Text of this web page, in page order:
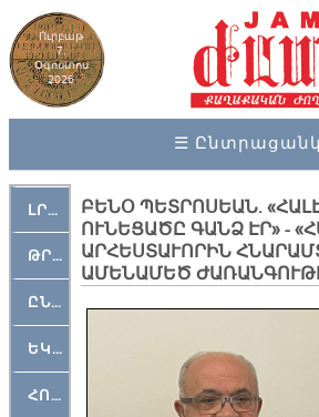
Ուրբաթ
7,
Օգոստոս
2026
☰ Ընտրացանկ
ԼՐԱՀՈՍ
ԹՐՔԱՀԱՅ ԿԵԱՆՔ
ԸՆԿԵՐԱՄՇԱԿՈՒԹԱՅԻՆ
ԵԿԵՂԵՑԱԿԱՆ
ՀՈԳԵՄՏԱՒՈՐ
ԲԵՆՕ ՊԵՏՐՈՍԵԱՆ.
ՈՒՆԵՑԱԾԸ ԳԱՆՁ ԷՐ» -
ԱՐՀԵՍՏԱՒՈՐԻՆ
ԱՄԵՆԱՄԵԾ